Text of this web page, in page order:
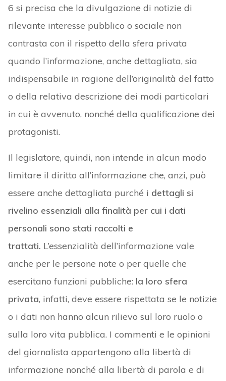
6 si precisa che la divulgazione di notizie di
rilevante interesse pubblico o sociale non
contrasta con il rispetto della sfera privata
quando l’informazione, anche dettagliata, sia
indispensabile in ragione dell’originalità del fatto
o della relativa descrizione dei modi particolari
in cui è avvenuto, nonché della qualificazione dei
protagonisti.
Il legislatore, quindi, non intende in alcun modo
limitare il diritto all’informazione che, anzi, può
essere anche dettagliata purché i dettagli si
rivelino essenziali alla finalità per cui i dati
personali sono stati raccolti e
trattati. L’essenzialità dell’informazione vale
anche per le persone note o per quelle che
esercitano funzioni pubbliche: la loro sfera
privata, infatti, deve essere rispettata se le notizie
o i dati non hanno alcun rilievo sul loro ruolo o
sulla loro vita pubblica. I commenti e le opinioni
del giornalista appartengono alla libertà di
informazione nonché alla libertà di parola e di